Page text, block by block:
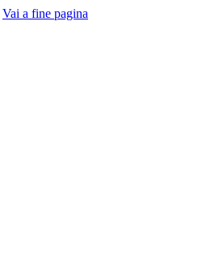
Vai a fine pagina